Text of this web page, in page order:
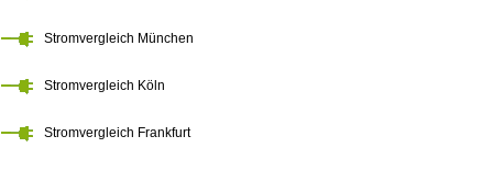
Stromvergleich München
Stromvergleich Köln
Stromvergleich Frankfurt